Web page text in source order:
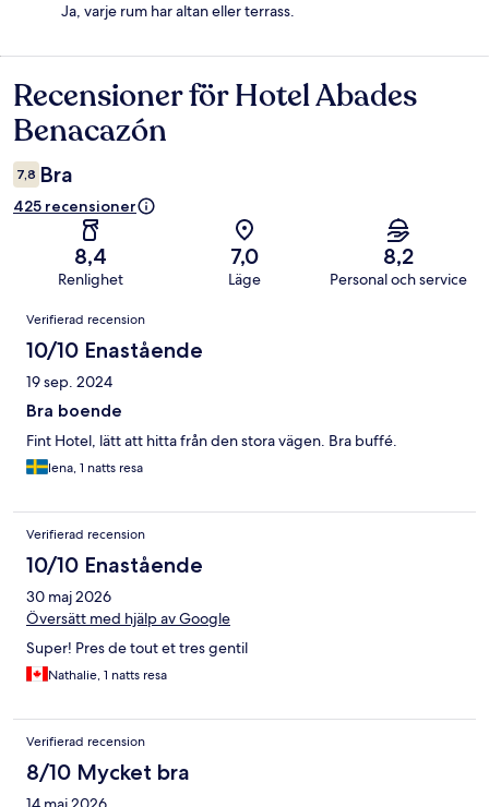
Ja, varje rum har altan eller terrass.
Recensioner
Recensioner för Hotel Abades
Benacazón
7,8 Bra
425 recensioner
8,4
Renlighet
7,0
Läge
8,2
Personal och service
Recensioner
Verifierad recension
10/10 Enastående
19 sep. 2024
Bra boende
Fint Hotel, lätt att hitta från den stora vägen. Bra buffé.
lena, 1 natts resa
Verifierad recension
10/10 Enastående
30 maj 2026
Översätt med hjälp av Google
Super! Pres de tout et tres gentil
Nathalie, 1 natts resa
Verifierad recension
8/10 Mycket bra